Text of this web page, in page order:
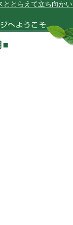
立ち向かいます★
■